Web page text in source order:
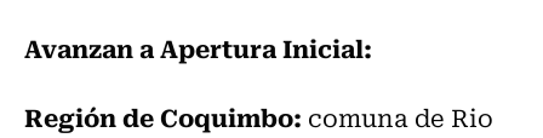
Avanzan a Apertura Inicial:
Región de Coquimbo: comuna de Rio